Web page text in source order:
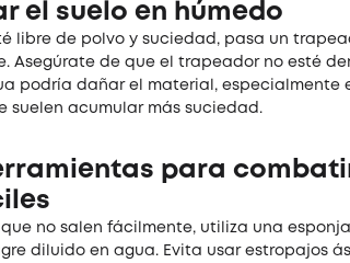
el suelo en húmedo
libre de polvo y suciedad, pasa un
Asegúrate de que el trapeador no esté
podría dañar el material, especialmente
suelen acumular más suciedad.
para
no salen fácilmente, utiliza una
diluido en agua. Evita usar estropajos